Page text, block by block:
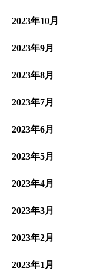
2023年10月
2023年9月
2023年8月
2023年7月
2023年6月
2023年5月
2023年4月
2023年3月
2023年2月
2023年1月